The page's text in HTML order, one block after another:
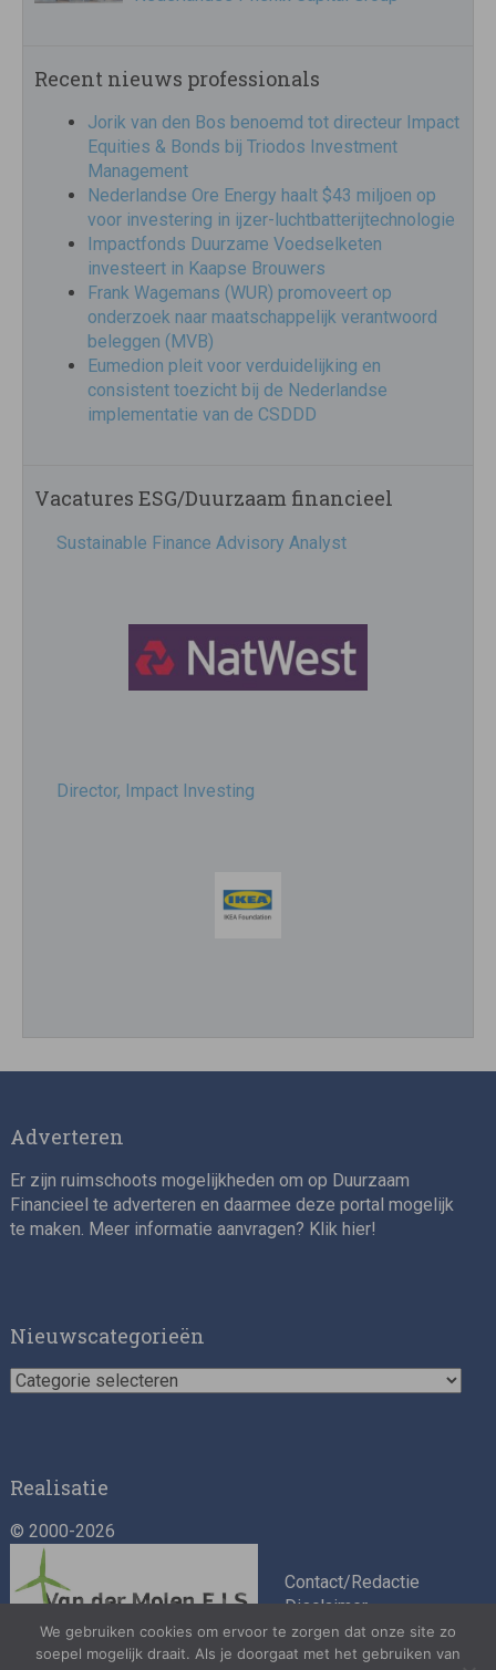
Recent nieuws professionals
Jorik van den Bos benoemd tot directeur Impact
Equities & Bonds bij Triodos Investment
Management
Nederlandse Ore Energy haalt $43 miljoen op
voor investering in ijzer-luchtbatterijtechnologie
Impactfonds Duurzame Voedselketen
investeert in Kaapse Brouwers
Frank Wagemans (WUR) promoveert op
onderzoek naar maatschappelijk verantwoord
beleggen (MVB)
Eumedion pleit voor verduidelijking en
consistent toezicht bij de Nederlandse
implementatie van de CSDDD
Vacatures ESG/Duurzaam financieel
Sustainable Finance Advisory Analyst
Director, Impact Investing
Impact consultant (manager)
Adverteren
Er zijn ruimschoots mogelijkheden om op Duurzaam
Financieel te adverteren en daarmee deze portal mogelijk
te maken. Meer informatie aanvragen? Klik hier!
Nieuwscategorieën
Nieuwscategorieën
Realisatie
© 2000-2026
Contact/Redactie
Disclaimer
Algemene
voorwaarden
We gebruiken cookies om ervoor te zorgen dat onze site zo
soepel mogelijk draait. Als je doorgaat met het gebruiken van